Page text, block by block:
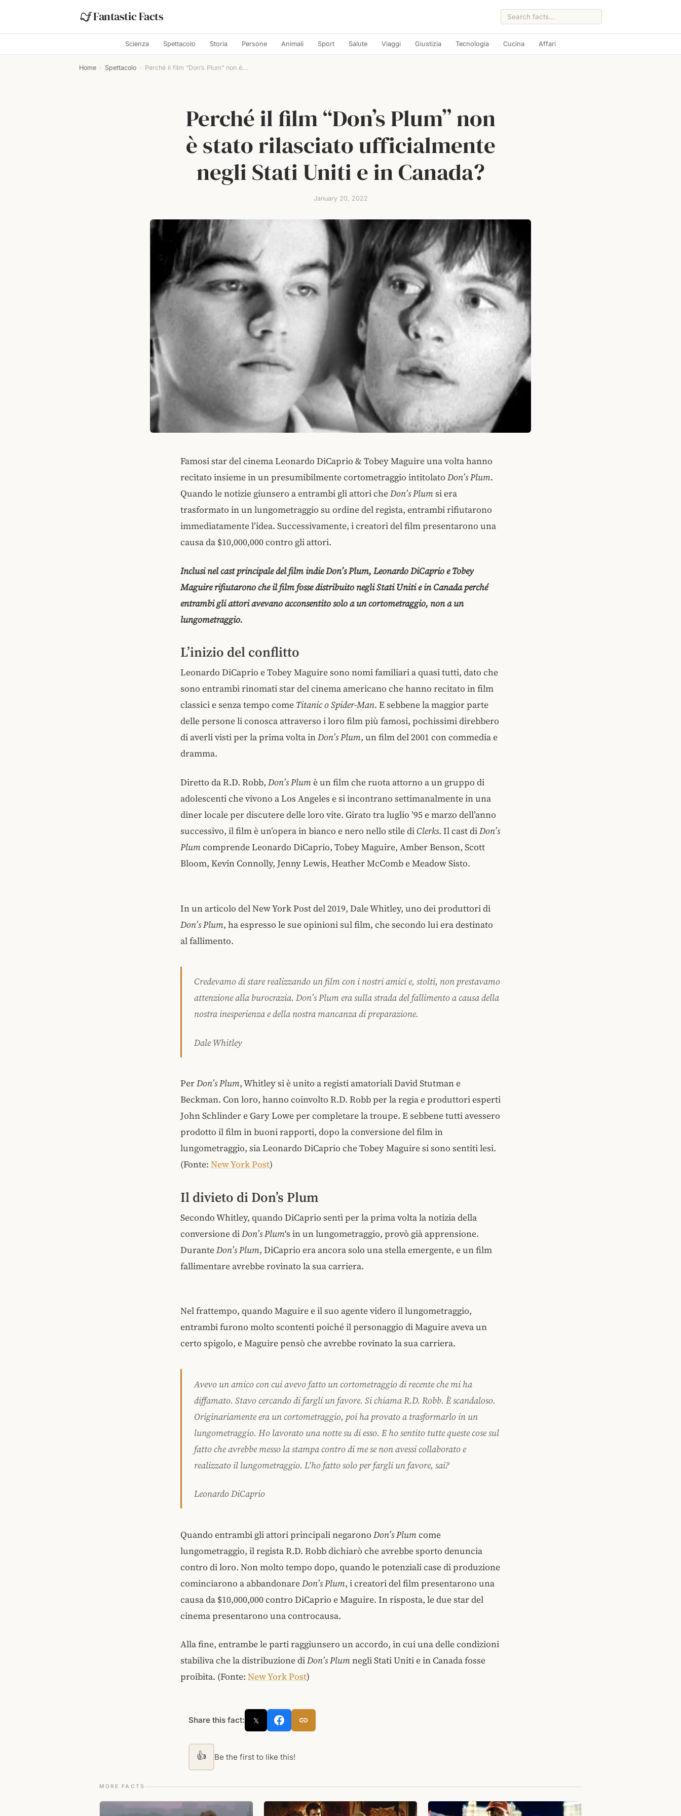
Fantastic Facts
Scienza Spettacolo Storia Persone Animali Sport Salute Viaggi Giustizia Tecnologia Cucina Affari
Home › Spettacolo › Perché il film “Don’s Plum” non è...
Perché il film “Don’s Plum” non
è stato rilasciato ufficialmente
negli Stati Uniti e in Canada?
January 20, 2022
Famosi star del cinema Leonardo DiCaprio & Tobey Maguire una volta hanno
recitato insieme in un presumibilmente cortometraggio intitolato Don’s Plum.
Quando le notizie giunsero a entrambi gli attori cheDon’s Plumsi era
trasformato in un lungometraggio su ordine del regista, entrambi rifiutarono
immediatamente l’idea. Successivamente, i creatori del film presentarono una
causa da $10,000,000 contro gli attori.
Inclusi nel cast principale del film indieDon’s Plum, Leonardo DiCaprio e Tobey
Maguire rifiutarono che il film fosse distribuito negli Stati Uniti e in Canada perché
entrambi gli attori avevano acconsentito solo a un cortometraggio, non a un
lungometraggio.
L’inizio del conflitto
Leonardo DiCaprio e Tobey Maguire sono nomi familiari a quasi tutti, dato che
sono entrambi rinomati star del cinema americano che hanno recitato in film
classici e senza tempo come Titanic o Spider-Man. E sebbene la maggior parte
delle persone li conosca attraverso i loro film più famosi, pochissimi direbbero
di averli visti per la prima volta inDon’s Plum, un film del 2001 con commedia e
dramma.
Diretto da R.D. Robb, Don’s Plumè un film che ruota attorno a un gruppo di
adolescenti che vivono a Los Angeles e si incontrano settimanalmente in una
diner locale per discutere delle loro vite. Girato tra luglio ’95 e marzo dell’anno
successivo, il film è un’opera in bianco e nero nello stile diClerks. Il cast diDon’s
Plumcomprende Leonardo DiCaprio, Tobey Maguire, Amber Benson, Scott
Bloom, Kevin Connolly, Jenny Lewis, Heather McComb e Meadow Sisto.
In un articolo del New York Post del 2019, Dale Whitley, uno dei produttori di
Don’s Plum, ha espresso le sue opinioni sul film, che secondo lui era destinato
al fallimento.
Credevamo di stare realizzando un film con i nostri amici e, stolti, non prestavamo
attenzione alla burocrazia. Don’s Plum era sulla strada del fallimento a causa della
nostra inesperienza e della nostra mancanza di preparazione.
Dale Whitley
PerDon’s Plum, Whitley si è unito a registi amatoriali David Stutman e
Beckman. Con loro, hanno coinvolto R.D. Robb per la regia e produttori esperti
John Schlinder e Gary Lowe per completare la troupe. E sebbene tutti avessero
prodotto il film in buoni rapporti, dopo la conversione del film in
lungometraggio, sia Leonardo DiCaprio che Tobey Maguire si sono sentiti lesi.
(Fonte: New York Post)
Il divieto di Don’s Plum
Secondo Whitley, quando DiCaprio sentì per la prima volta la notizia della
conversione diDon’s Plum‘s in un lungometraggio, provò già apprensione.
DuranteDon’s Plum, DiCaprio era ancora solo una stella emergente, e un film
fallimentare avrebbe rovinato la sua carriera.
Nel frattempo, quando Maguire e il suo agente videro il lungometraggio,
entrambi furono molto scontenti poiché il personaggio di Maguire aveva un
certo spigolo, e Maguire pensò che avrebbe rovinato la sua carriera.
Avevo un amico con cui avevo fatto un cortometraggio di recente che mi ha
diffamato. Stavo cercando di fargli un favore. Si chiama R.D. Robb. È scandaloso.
Originariamente era un cortometraggio, poi ha provato a trasformarlo in un
lungometraggio. Ho lavorato una notte su di esso. E ho sentito tutte queste cose sul
fatto che avrebbe messo la stampa contro di me se non avessi collaborato e
realizzato il lungometraggio. L'ho fatto solo per fargli un favore, sai?
Leonardo DiCaprio
Quando entrambi gli attori principali negarono Don’s Plumcome
lungometraggio, il regista R.D. Robb dichiarò che avrebbe sporto denuncia
contro di loro. Non molto tempo dopo, quando le potenziali case di produzione
cominciarono a abbandonareDon’s Plum, i creatori del film presentarono una
causa da $10,000,000 contro DiCaprio e Maguire. In risposta, le due star del
cinema presentarono una controcausa.
Alla fine, entrambe le parti raggiunsero un accordo, in cui una delle condizioni
stabiliva che la distribuzione diDon’s Plumnegli Stati Uniti e in Canada fosse
proibita. (Fonte: New York Post)
Share this fact: 𝕏
👍 Be the first to like this!
MORE FACTS